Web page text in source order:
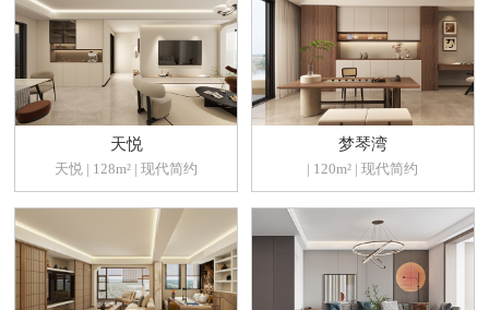
天悦
天悦 | 128m² | 现代简约
梦琴湾
| 120m² | 现代简约